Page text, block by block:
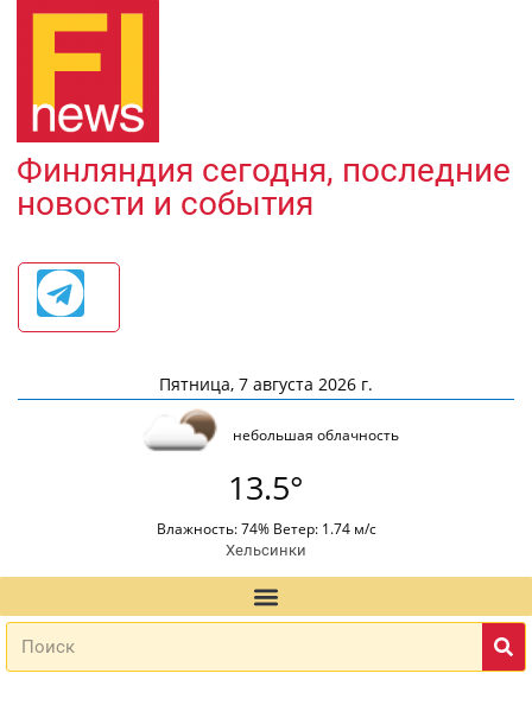
Финляндия сегодня, последние
новости и события
Пятница, 7 августа 2026 г.
небольшая облачность
13.5°
Влажность: 74% Ветер: 1.74 м/с
Хельсинки